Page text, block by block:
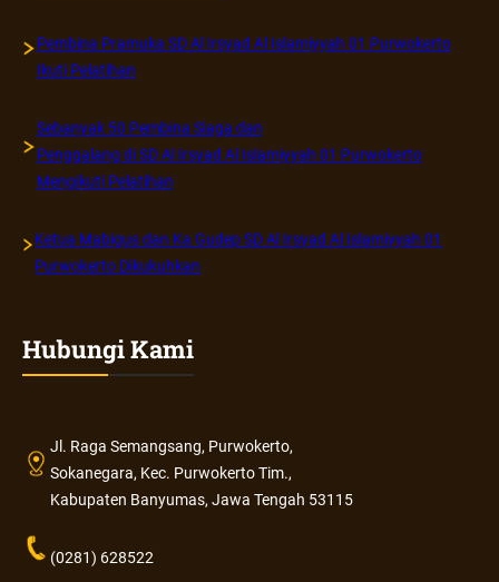
Pembina Pramuka SD Al Irsyad Al Islamiyyah 01 Purwokerto
Ikuti Pelatihan
Sebanyak 50 Pembina Siaga dan
Penggalang di SD Al Irsyad Al Islamiyyah 01 Purwokerto
Mengikuti Pelatihan
Ketua Mabigus dan Ka Gudep SD Al Irsyad Al Islamiyyah 01
Purwokerto Dikukuhkan
Hubungi Kami
Jl. Raga Semangsang, Purwokerto,
Sokanegara, Kec. Purwokerto Tim.,
Kabupaten Banyumas, Jawa Tengah 53115
(0281) 628522